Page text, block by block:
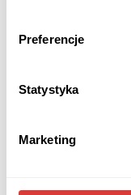
Preferencje
Statystyka
Marketing
pickup city
starting stop
destination city